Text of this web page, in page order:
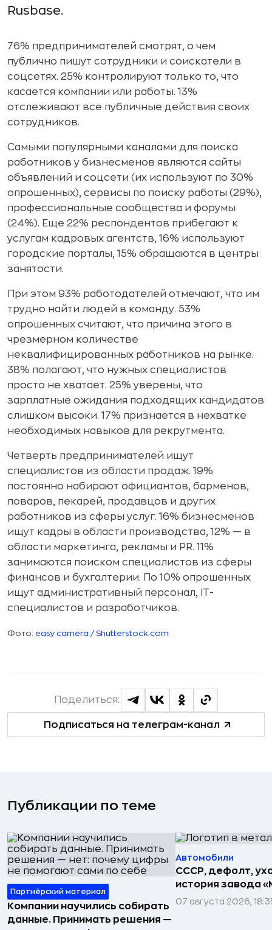
Rusbase.
76% предпринимателей смотрят, о чем
публично пишут сотрудники и соискатели в
соцсетях. 25% контролируют только то, что
касается компании или работы. 13%
отслеживают все публичные действия своих
сотрудников.
Самыми популярными каналами для поиска
работников у бизнесменов являются сайты
объявлений и соцсети (их используют по 30%
опрошенных), сервисы по поиску работы (29%),
профессиональные сообщества и форумы
(24%). Еще 22% респондентов прибегают к
услугам кадровых агентств, 16% используют
городские порталы, 15% обращаются в центры
занятости.
При этом 93% работодателей отмечают, что им
трудно найти людей в команду. 53%
опрошенных считают, что причина этого в
чрезмерном количестве
неквалифицированных работников на рынке.
38% полагают, что нужных специалистов
просто не хватает. 25% уверены, что
зарплатные ожидания подходящих кандидатов
слишком высоки. 17% признается в нехватке
необходимых навыков для рекрутмента.
Четверть предпринимателей ищут
специалистов из области продаж. 19%
постоянно набирают официантов, барменов,
поваров, пекарей, продавцов и других
работников из сферы услуг. 16% бизнесменов
ищут кадры в области производства, 12% — в
области маркетинга, рекламы и PR. 11%
занимаются поиском специалистов из сферы
финансов и бухгалтерии. По 10% опрошенных
ищут административный персонал, IT-
специалистов и разработчиков.
Фото: easy camera / Shutterstock.com
Подписаться на телеграм-канал
Поделиться:
Публикации по теме
Партнёрский материал
Компании научились собирать
данные. Принимать решения —
Автомобили
СССР, дефолт,
история завода
07 августа 2026,